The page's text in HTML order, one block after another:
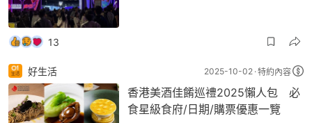
13
好生活 2025-10-02 特約內容
香港美酒佳餚巡禮2025懶人包 必
食星級食府/日期/購票優惠一覽